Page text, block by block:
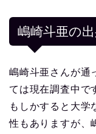
嶋崎斗亜の
嶋崎斗亜さんが通
ては現在調査中で
もしかすると大学
性もありますが、